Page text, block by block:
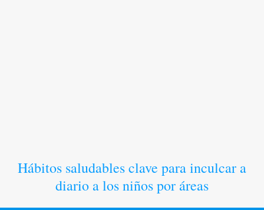
Hábitos saludables clave para inculcar a
diario a los niños por áreas